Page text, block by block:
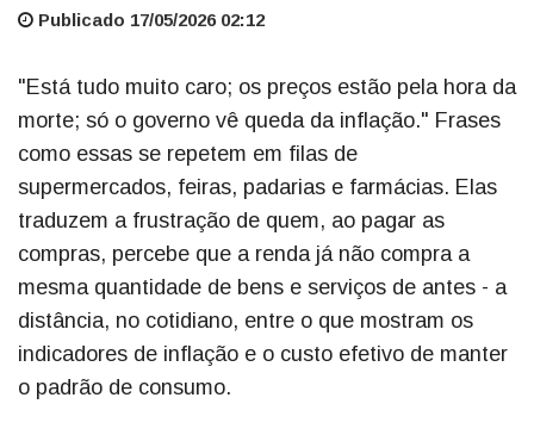
Publicado 17/05/2026 02:12
"Está tudo muito caro; os preços estão pela hora da
morte; só o governo vê queda da inflação." Frases
como essas se repetem em filas de
supermercados, feiras, padarias e farmácias. Elas
traduzem a frustração de quem, ao pagar as
compras, percebe que a renda já não compra a
mesma quantidade de bens e serviços de antes - a
distância, no cotidiano, entre o que mostram os
indicadores de inflação e o custo efetivo de manter
o padrão de consumo.